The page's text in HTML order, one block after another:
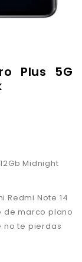
Plus 5G
Midnight
Redmi Note 14
de marco plano
no te pierdas